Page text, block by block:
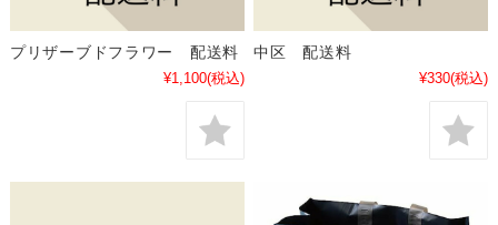
プリザーブドフラワー 配送料
¥1,100(税込)
中区 配送料
¥330(税込)